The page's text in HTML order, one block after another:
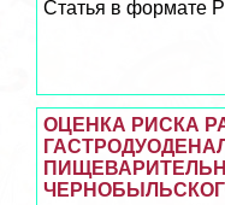
Статья в формате
ОЦЕНКА РИСКА